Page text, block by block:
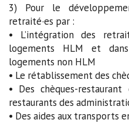
3) Pour le
retraité·es par :
• L’intégration des
logements HLM et
logements non HLM
• Le rétablissement des
• Des chèques-
restaurants des
• Des aides aux transports